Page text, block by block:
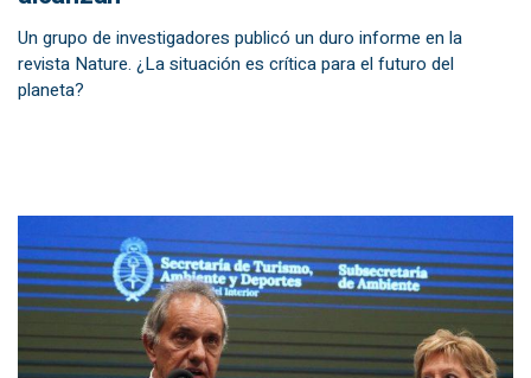
Un grupo de investigadores publicó un duro informe en la
revista Nature. ¿La situación es crítica para el futuro del
planeta?